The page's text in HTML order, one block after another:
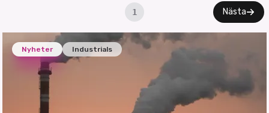
1 Nästa
Nyheter Industrials